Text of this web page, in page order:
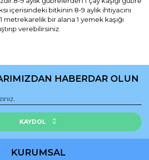
içerisindeki bitkinin 8-9 aylık ihtiyacını
metrekarelik bir alana 1 yemek kaşığı
verebilirsiniz.
gördüğünüz noktaları öneri formunu
için teşekkür ederiz.
bozuk veya görüntülenemiyor.
eksik bilgiler bulunuyor.
sitelerden daha pahalı.
HABERDAR OLUN
KAYDOL
KURUMSAL